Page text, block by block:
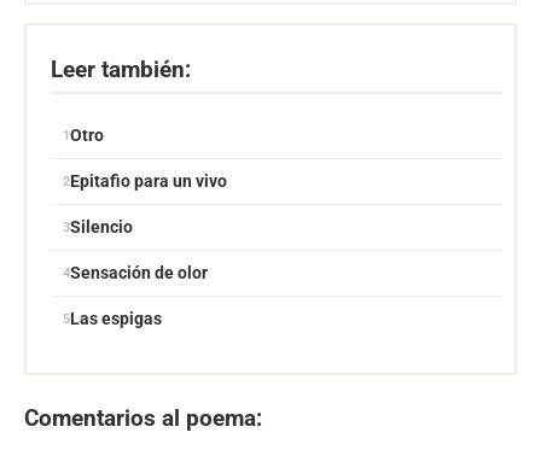
Leer también:
Otro
Epitafio para un vivo
Silencio
Sensación de olor
Las espigas
Comentarios al poema: